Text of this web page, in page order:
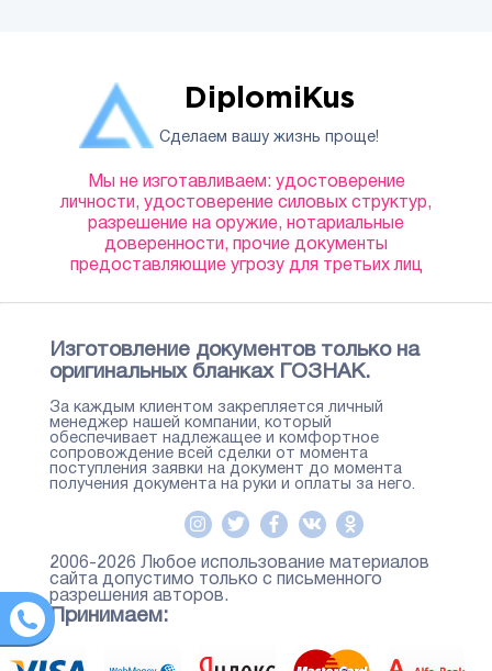
DiplomiKus
Сделаем вашу жизнь проще!
Мы не изготавливаем: удостоверение
личности, удостоверение силовых структур,
разрешение на оружие, нотариальные
доверенности, прочие документы
предоставляющие угрозу для третьих лиц
Изготовление документов только на
оригинальных бланках ГОЗНАК.
За каждым клиентом закрепляется личный
менеджер нашей компании, который
обеспечивает надлежащее и комфортное
сопровождение всей сделки от момента
поступления заявки на документ до момента
получения документа на руки и оплаты за него.
2006-2026 Любое использование материалов
сайта допустимо только с письменного
разрешения авторов.
Принимаем: